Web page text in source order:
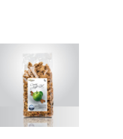
Produkt
mehrere
Varianten
Optionen